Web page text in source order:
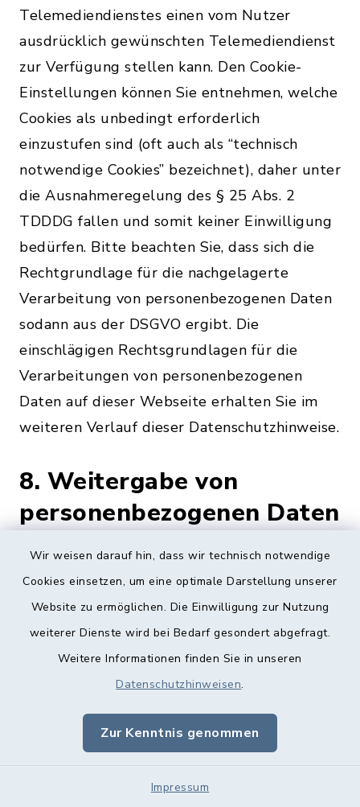
Wir weisen darauf hin, dass wir technisch notwendige
Cookies einsetzen, um eine optimale Darstellung unserer
Website zu ermöglichen. Die Einwilligung zur Nutzung
weiterer Dienste wird bei Bedarf gesondert abgefragt.
Weitere Informationen finden Sie in unseren
Datenschutzhinweisen.
Zur Kenntnis genommen
Impressum
Telemediendienstes einen vom Nutzer
ausdrücklich gewünschten Telemediendienst
zur Verfügung stellen kann. Den Cookie-
Einstellungen können Sie entnehmen, welche
Cookies als unbedingt erforderlich
einzustufen sind (oft auch als “technisch
notwendige Cookies” bezeichnet), daher unter
die Ausnahmeregelung des § 25 Abs. 2
TDDDG fallen und somit keiner Einwilligung
bedürfen. Bitte beachten Sie, dass sich die
Rechtgrundlage für die nachgelagerte
Verarbeitung von personenbezogenen Daten
sodann aus der DSGVO ergibt. Die
einschlägigen Rechtsgrundlagen für die
Verarbeitungen von personenbezogenen
Daten auf dieser Webseite erhalten Sie im
weiteren Verlauf dieser Datenschutzhinweise.
8. Weitergabe von
personenbezogenen Daten
Dieser Hinweis gilt für alle durch
Auftragsverarbeitung angebundenen Dienste
oder Möglichkeiten der Einbindung
optionaler Module. Eine gesonderte
erforderlich ist, eingeholt.
Eine Übermittlung Ihrer Daten an Dritte zu
anderen als den im Folgenden aufgeführten
Zwecken findet nicht statt.